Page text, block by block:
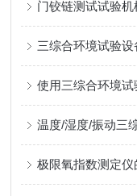
三综合环境试验
使用三综合环境
温度/湿度/振动三
极限氧指数测定